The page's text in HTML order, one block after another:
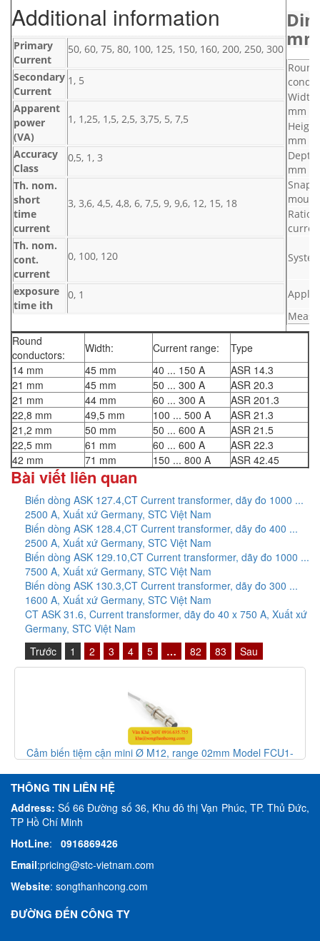
Additional information
Primary
Current
50, 60, 75, 80, 100, 125, 150, 160, 200, 250, 300
Secondary
Current
1, 5
Apparent
power
(VA)
1, 1,25, 1,5, 2,5, 3,75, 5, 7,5
Accuracy
Class
0,5, 1, 3
Th. nom.
short
time
current
3, 3,6, 4,5, 4,8, 6, 7,5, 9, 9,6, 12, 15, 18
Th. nom.
cont.
current
0, 100, 120
exposure
time ith
0, 1
Round
Width
mm
mm
mm
Snap-
Ratio
Round
conductors:
Width: Current range:
Type
14 mm
45 mm 40 ... 150 A
ASR 14.3
21 mm
45 mm 50 ... 300 A
ASR 20.3
21 mm
44 mm 60 ... 300 A
ASR 201.3
22,8 mm
49,5 mm 100 ... 500 A
ASR 21.3
21,2 mm
50 mm 50 ... 600 A
ASR 21.5
22,5 mm
61 mm 60 ... 600 A
ASR 22.3
42 mm
71 mm 150 ... 800 A ASR 42.45
Bài viết liên quan
Biến dòng ASK 127.4,CT Current transformer, dãy đo 1000 ...
2500 A, Xuất xứ Germany, STC Việt Nam
Biến dòng ASK 128.4,CT Current transformer, dãy đo 400 ...
2500 A, Xuất xứ Germany, STC Việt Nam
Biến dòng ASK 129.10,CT Current transformer, dãy đo 1000 ...
7500 A, Xuất xứ Germany, STC Việt Nam
Biến dòng ASK 130.3,CT Current transformer, dãy đo 300 ...
1600 A, Xuất xứ Germany, STC Việt Nam
CT ASK 31.6, Current transformer, dãy đo 40 x 750 A, Xuất xứ
Germany, STC Việt Nam
Trước
1 2 3 4 5 … 82 83 Sau
Cảm biến tiệm cận mini Ø M12, range 02mm Model FCU1-
THÔNG TIN LIÊN HỆ
Address:Số 66 Đường số 36, Khu đô thị Vạn Phúc, TP. Thủ Đức,
TP Hồ Chí Minh
HotLine: 0916869426
Email:pricing@stc-vietnam.com
Website: songthanhcong.com
ĐƯỜNG ĐẾN CÔNG TY